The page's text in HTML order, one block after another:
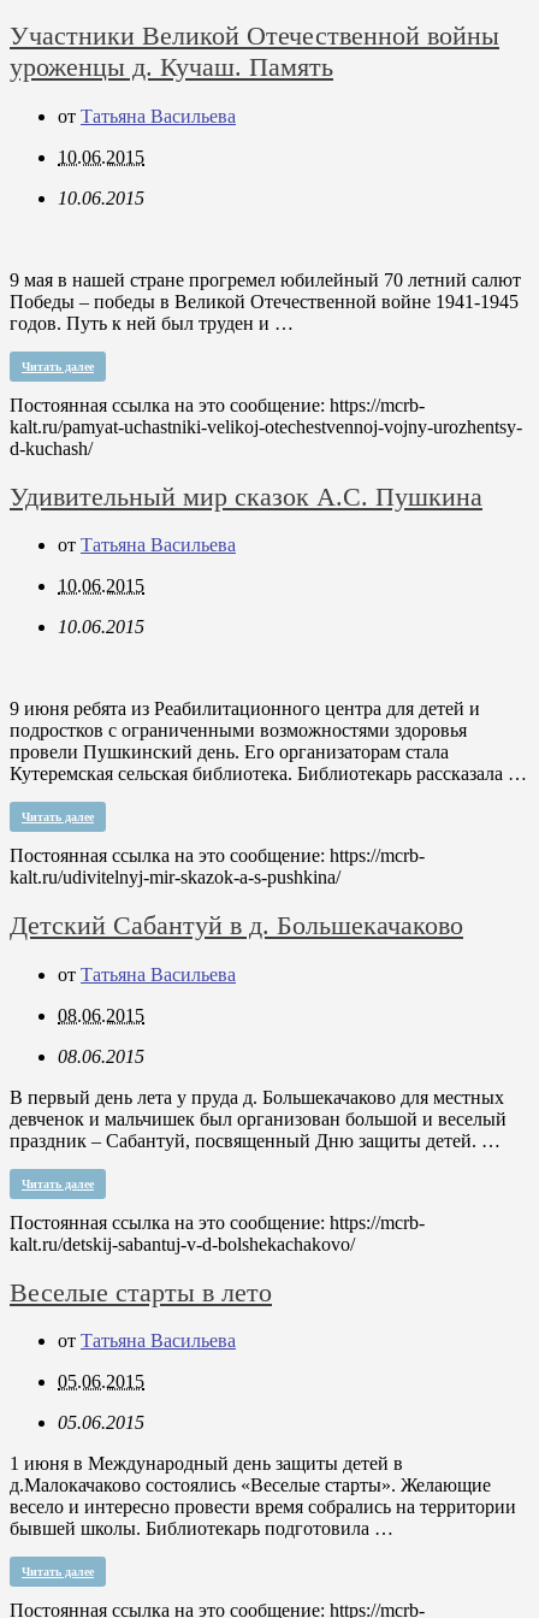
Участники Великой Отечественной войны
уроженцы д. Кучаш. Память
от Татьяна Васильева
10.06.2015
10.06.2015
9 мая в нашей стране прогремел юбилейный 70 летний салют
Победы – победы в Великой Отечественной войне 1941-1945
годов. Путь к ней был труден и …
Читать далее
Постоянная ссылка на это сообщение: https://mcrb-
kalt.ru/pamyat-uchastniki-velikoj-otechestvennoj-vojny-urozhentsy-
d-kuchash/
Удивительный мир сказок А.С. Пушкина
от Татьяна Васильева
10.06.2015
10.06.2015
9 июня ребята из Реабилитационного центра для детей и
подростков с ограниченными возможностями здоровья
провели Пушкинский день. Его организаторам стала
Кутеремская сельская библиотека. Библиотекарь рассказала …
Читать далее
Постоянная ссылка на это сообщение: https://mcrb-
kalt.ru/udivitelnyj-mir-skazok-a-s-pushkina/
Детский Сабантуй в д. Большекачаково
от Татьяна Васильева
08.06.2015
08.06.2015
В первый день лета у пруда д. Большекачаково для местных
девченок и мальчишек был организован большой и веселый
праздник – Сабантуй, посвященный Дню защиты детей. …
Читать далее
Постоянная ссылка на это сообщение: https://mcrb-
kalt.ru/detskij-sabantuj-v-d-bolshekachakovo/
Веселые старты в лето
от Татьяна Васильева
05.06.2015
05.06.2015
1 июня в Международный день защиты детей в
д.Малокачаково состоялись «Веселые старты». Желающие
весело и интересно провести время собрались на территории
бывшей школы. Библиотекарь подготовила …
Читать далее
Постоянная ссылка на это сообщение: https://mcrb-